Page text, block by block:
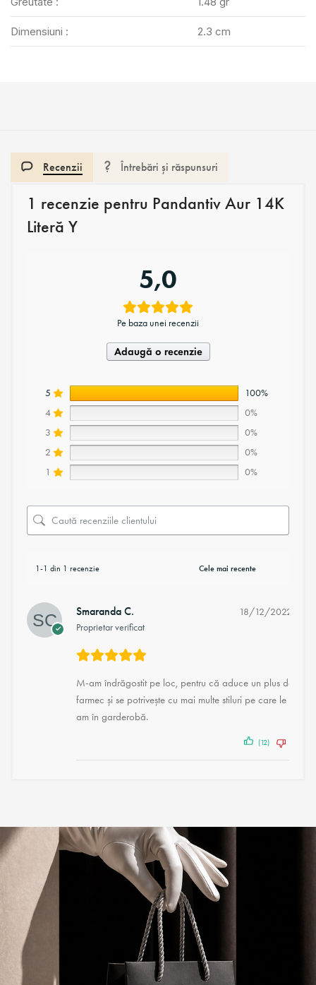
Dimensiuni : 2.3 cm
Recenzii Întrebări și răspunsuri
1 recenzie pentru Pandantiv Aur 14K
Literă Y
5,0
Pe baza unei recenzii
Adaugă o recenzie
5
100%
4
0%
3
0%
2
0%
1
0%
1-1 din 1 recenzie
Smaranda C.
Proprietar verificat
18/12/2022
M-am îndrăgostit pe loc, pentru că aduce un plus de
farmec și se potrivește cu mai multe stiluri pe care le
am în garderobă.
(12)